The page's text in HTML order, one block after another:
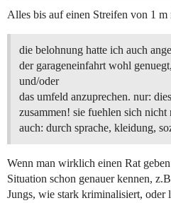
Alles bis auf einen Streifen von 1
die belohnung hatte ich auch
der garageneinfahrt wohl
und/oder
das umfeld anzuprechen. nur:
zusammen! sie fuehlen sich nicht
auch: durch sprache, kleidung,
Wenn man wirklich einen Rat
Situation schon genauer kennen,
Jungs, wie stark kriminalisiert, oder